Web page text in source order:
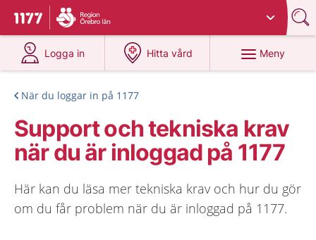
Till startsidan för 1177
Du har valt region
Logga in
på 1177.se
Hitta vård
på 1177.se
Meny
När du loggar in på 1177
Support och tekniska krav
när du är inloggad på 1177
Här kan du läsa mer tekniska krav och hur du gör
om du får problem när du är inloggad på 1177.